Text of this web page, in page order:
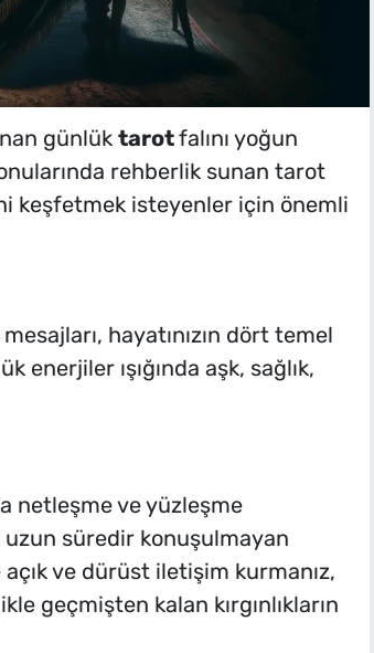
günlük tarotfalını yoğun
rehberlik sunan tarot
keşfetmek isteyenler için önemli
hayatınızın dört temel
enerjiler ışığında aşk, sağlık,
netleşme ve yüzleşme
süredir konuşulmayan
ve dürüst iletişim kurmanız,
geçmişten kalan kırgınlıkların